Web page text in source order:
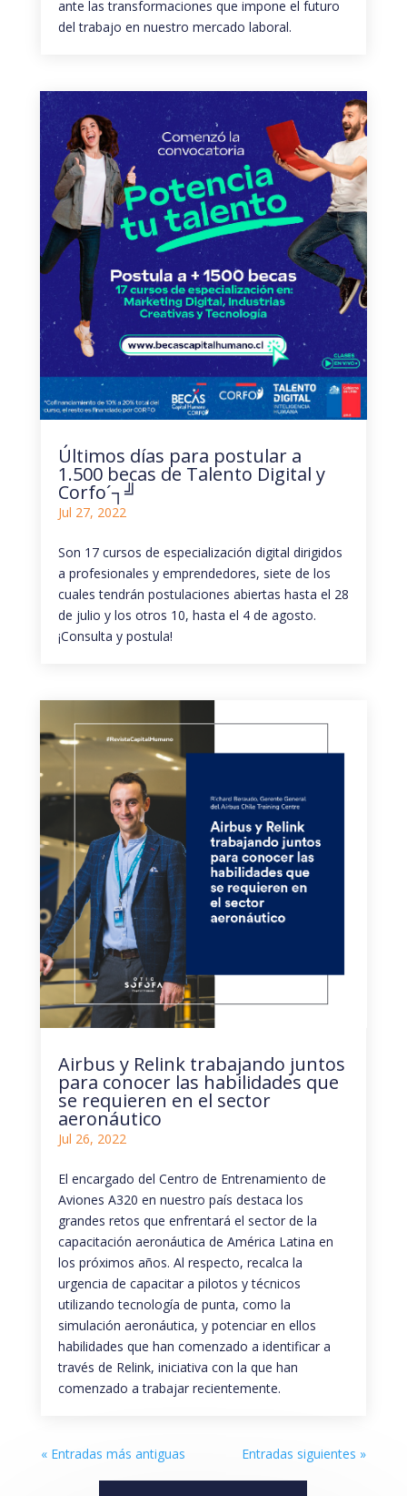
ante las transformaciones que impone el futuro
del trabajo en nuestro mercado laboral.
Últimos días para postular a
1.500 becas de Talento Digital y
Corfo´┐╝
Jul 27, 2022
Son 17 cursos de especialización digital dirigidos
a profesionales y emprendedores, siete de los
cuales tendrán postulaciones abiertas hasta el 28
de julio y los otros 10, hasta el 4 de agosto.
¡Consulta y postula!
Airbus y Relink trabajando juntos
para conocer las habilidades que
se requieren en el sector
aeronáutico
Jul 26, 2022
El encargado del Centro de Entrenamiento de
Aviones A320 en nuestro país destaca los
grandes retos que enfrentará el sector de la
capacitación aeronáutica de América Latina en
los próximos años. Al respecto, recalca la
urgencia de capacitar a pilotos y técnicos
utilizando tecnología de punta, como la
simulación aeronáutica, y potenciar en ellos
habilidades que han comenzado a identificar a
través de Relink, iniciativa con la que han
comenzado a trabajar recientemente.
« Entradas más antiguas Entradas siguientes »